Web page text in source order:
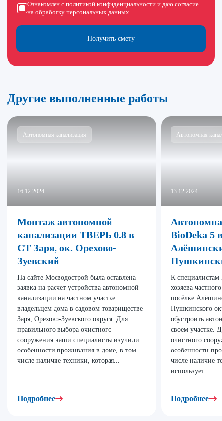
Получить смету
Ознакомлен с политикой конфиденциальности и даю согласие
на обработку персональных данных.
Другие выполненные работы
Автономная канализация
16.12.2024
Монтаж автономной
канализации ТВЕРЬ 0.8 в
СТ Заря, ок. Орехово-
Зуевский
На сайте Мосводострой была оставлена
заявка на расчет устройства автономной
канализации на частном участке
владельцем дома в садовом товариществе
Заря, Орехово-Зуевского округа. Для
правильного выбора очистного
сооружения наши специалисты изучили
особенности проживания в доме, в том
числе наличие техники, которая...
Подробнее
Автономная
13.12.2024
BioDeka 5
К специалистам
хозяева
посёлке
Пушкинского
обустроить
своем участке.
очистного
особенности
числе наличие
использует...
Подробнее